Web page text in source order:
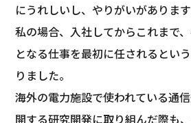
にうれしいし、やりがいがあります
私の場合、入社してからこれまで
となる仕事を最初に任されるとい
りました。
海外の電力施設で使われている通
開する研究開発に取り組んだ際も